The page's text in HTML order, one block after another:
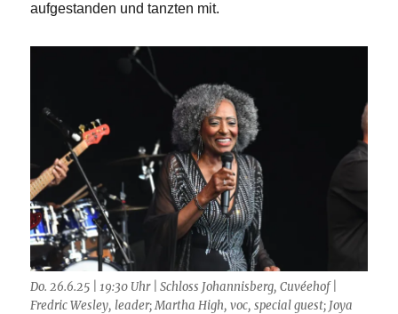
aufgestanden und tanzten mit.
Do. 26.6.25 | 19:30 Uhr | Schloss Johannisberg, Cuvéehof |
Fredric Wesley, leader; Martha High, voc, special guest; Joya